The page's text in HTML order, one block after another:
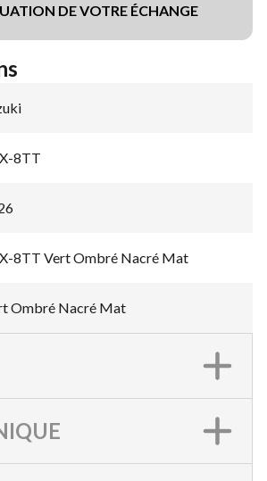
DE VOTRE ÉCHANGE
8TT
8TT Vert Ombré Nacré Mat
Ombré Nacré Mat